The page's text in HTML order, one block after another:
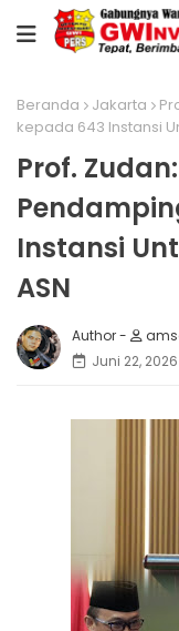
Beranda Jakarta
kepada 643 Instansi
Prof.
Instansi
ASN
Juni 22, 2026